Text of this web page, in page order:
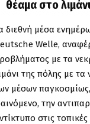
θέαμα στο
διεθνή μέσα
Welle,
με τα
της πόλης με
μέσων
την
στις τοπικές